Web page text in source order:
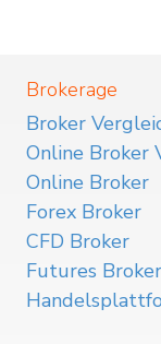
Brokerage
Broker
Online Broker
Online Broker
Forex Broker
CFD Broker
Futures Broker